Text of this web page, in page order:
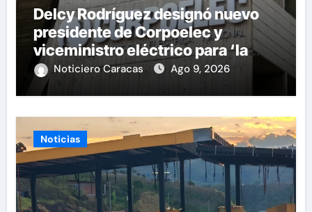
Delcy Rodríguez designó nuevo
presidente de Corpoelec y
viceministro eléctrico para ‘la
recuperación del servicio’
Noticiero Caracas Ago 9, 2026
Noticias